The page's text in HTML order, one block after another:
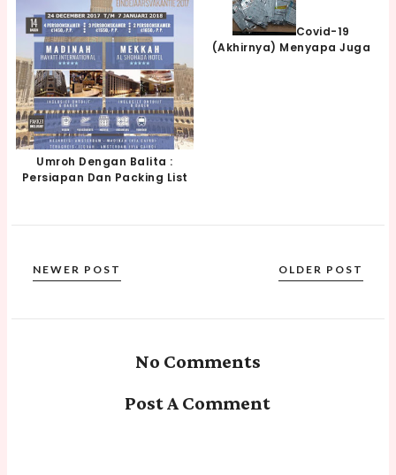
Umroh Dengan Balita :
Persiapan Dan Packing List
Covid-19
(akhirnya) Menyapa Juga
NEWER POST OLDER POST
No Comments
Post A Comment